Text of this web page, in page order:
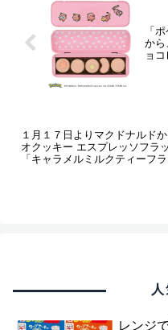
「
から
ョ
１月１７日よりマクドナルド
オクッキー エスプレッソフラ
「キャラメルミルクティーフ
レンジ